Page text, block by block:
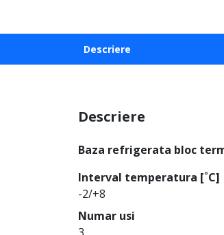
Descriere
Descriere
Baza refrigerata bloc
Interval temperatura [˚C]
-2/+8
Numar usi